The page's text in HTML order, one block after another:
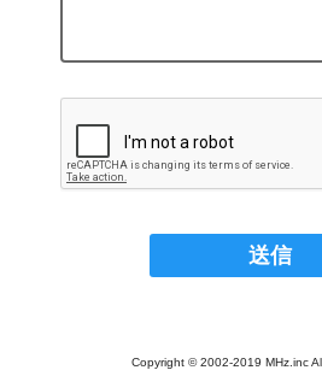
Copyright © 2002-2019 MHz.inc